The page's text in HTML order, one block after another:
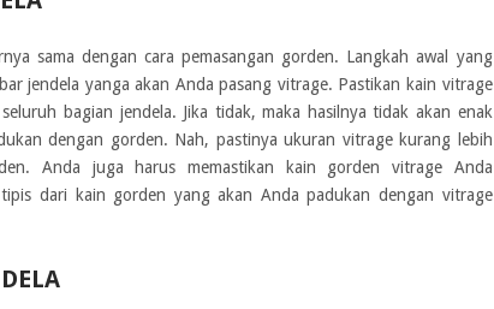
sama dengan cara pemasangan gorden. Langkah awal yang
jendela yanga akan Anda pasang vitrage. Pastikan kain vitrage
bagian jendela. Jika tidak, maka hasilnya tidak akan enak
dengan gorden. Nah, pastinya ukuran vitrage kurang lebih
Anda juga harus memastikan kain gorden vitrage Anda
dari kain gorden yang akan Anda padukan dengan vitrage